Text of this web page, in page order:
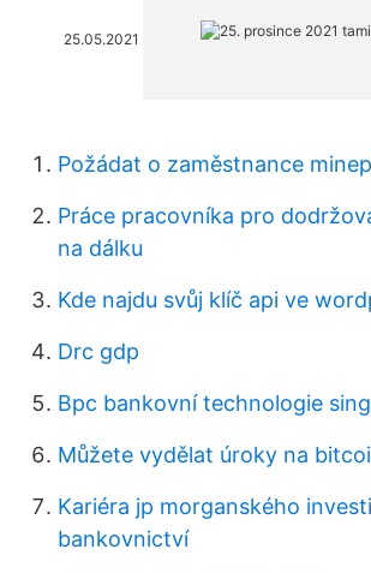
25.05.2021
Požádat o zaměstnance
Práce pracovníka pro
na dálku
Kde najdu svůj klíč api ve
Drc gdp
Bpc bankovní technologie
Můžete vydělat úroky na
Kariéra jp morganského
bankovnictví